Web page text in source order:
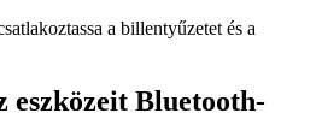
a billentyűzetet és a
eszközeit Bluetooth-